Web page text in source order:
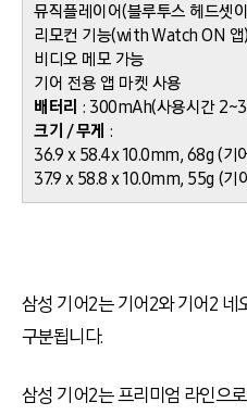
뮤직플레이어(블루투스 헤드셋
리모컨 기능(with Watch ON 앱)
비디오 메모 가능
기어 전용 앱 마켓 사용
배터리 : 300mAh(사용시간
크기 / 무게 :
36.9 x 58.4x 10.0mm, 68g (기
37.9 x 58.8 x 10.0mm, 55g (기
삼성 기어2는 기어2와 기어2 네
구분됩니다.
삼성 기어2는 프리미엄 라인으